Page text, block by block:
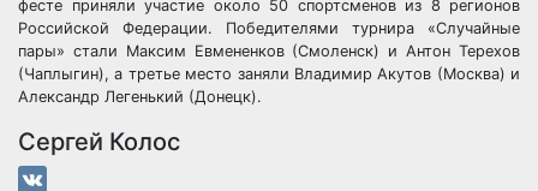
фесте приняли участие около 50 спортсменов из 8 регионов
Российской Федерации. Победителями турнира «Случайные
пары» стали Максим Евмененков (Смоленск) и Антон Терехов
(Чаплыгин), а третье место заняли Владимир Акутов (Москва) и
Александр Легенький (Донецк).
Сергей Колос